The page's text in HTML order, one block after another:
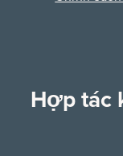
Hợp tác